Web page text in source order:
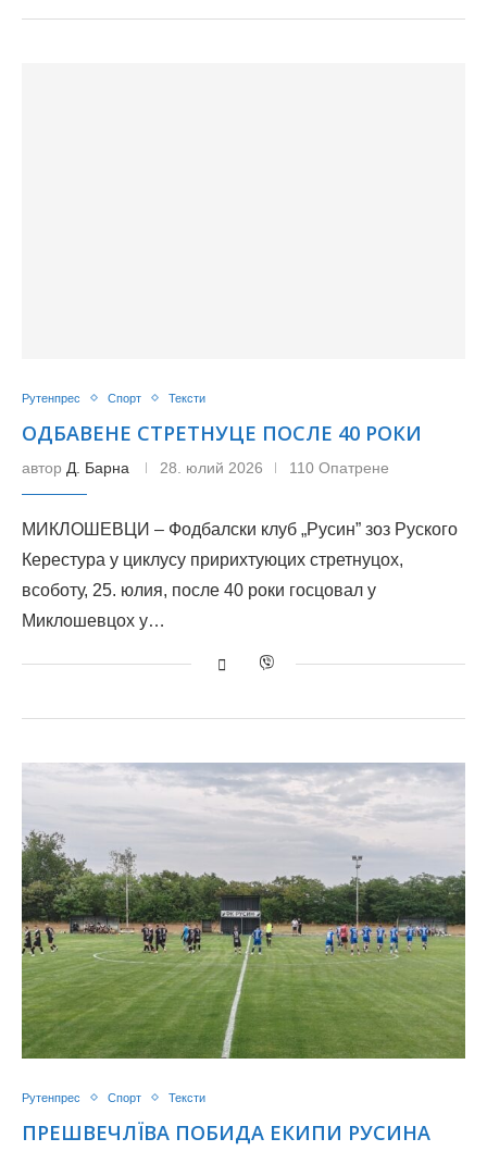
Рутенпрес Спорт Тексти
ОДБАВЕНЕ СТРЕТНУЦЕ ПОСЛЕ 40 РОКИ
автор Д. Барна 28. юлий 2026 110 Опатрене
МИКЛОШЕВЦИ – Фодбалски клуб „Русин” зоз Руского
Керестура у циклусу пририхтуюцих стретнуцох,
всоботу, 25. юлия, после 40 роки госцовал у
Миклошевцох у…
Рутенпрес Спорт Тексти
ПРЕШВЕЧЛЇВА ПОБИДА ЕКИПИ РУСИНА